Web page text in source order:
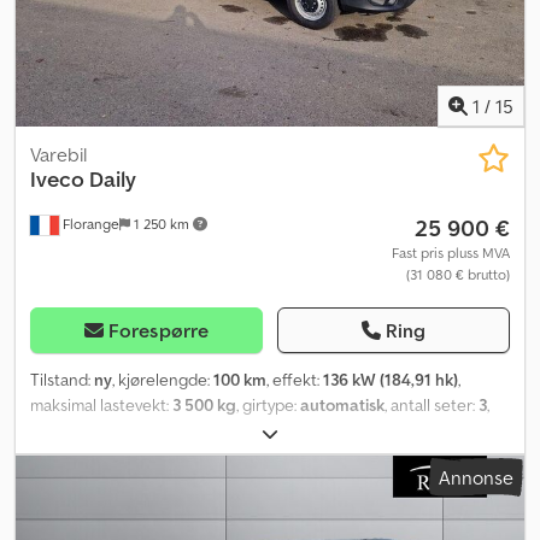
1 / 15
Florange 1 250 km
Varebil
Iveco Daily
25 900 €
Fast pris pluss MVA
(31 080 € brutto)
Forespørre Ring
Tilstand: ny, kjørelengde:100 km, effekt:136 kW (184,91 hk),
maksimal lastevekt: 3 500 kg, girtype:automatisk, antall seter: 3,
Bluetooth, aircondition, cruise control, kjørecomputer,
sentral låsing,
Annonse